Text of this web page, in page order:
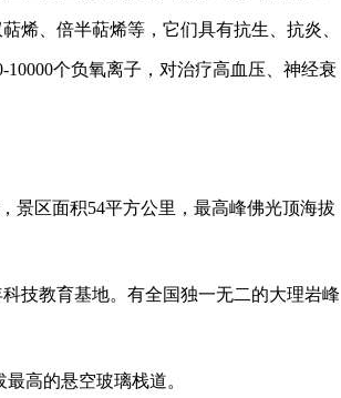
烯、倍半萜烯等，它们具有抗生、抗炎、
10000个负氧离子，对治疗高血压、神经衰
景区面积54平方公里，最高峰佛光顶海拔
技教育基地。有全国独一无二的大理岩峰
高的悬空玻璃栈道。